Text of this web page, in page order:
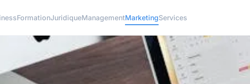
FormationJuridiqueManagementMarketingServices